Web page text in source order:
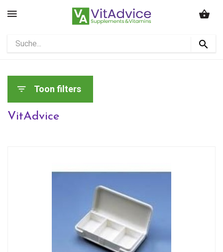
Toon filters
VitAdvice